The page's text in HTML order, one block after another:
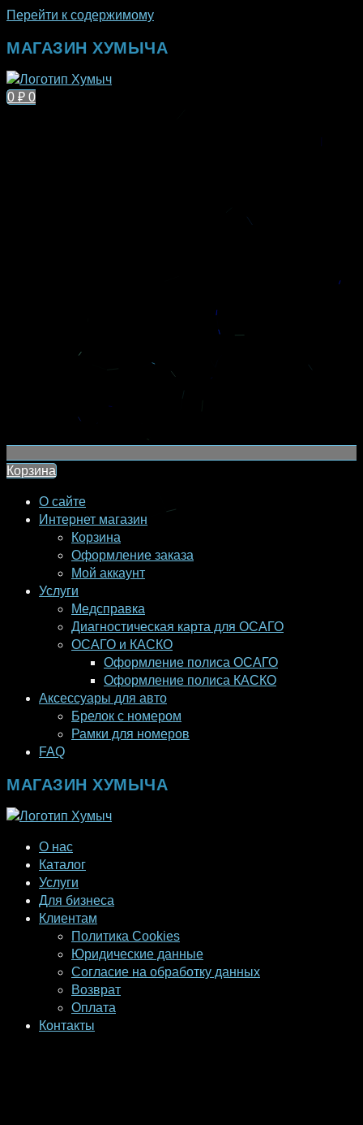
Перейти к содержимому
МАГАЗИН ХУМЫЧА
0 ₽ 0
Корзина
О сайте
Интернет магазин
Корзина
Оформление заказа
Мой аккаунт
Услуги
Медсправка
Диагностическая карта для ОСАГО
ОСАГО и КАСКО
Оформление полиса ОСАГО
Оформление полиса КАСКО
Аксессуары для авто
Брелок с номером
Рамки для номеров
FAQ
МАГАЗИН ХУМЫЧА
О нас
Каталог
Услуги
Для бизнеса
Клиентам
Политика Cookies
Юридические данные
Согласие на обработку данных
Возврат
Оплата
Контакты